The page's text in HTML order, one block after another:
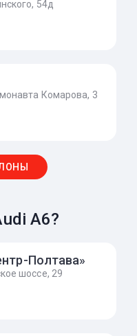
54д
Комарова, 3
A6?
Полтава»
шоссе, 29